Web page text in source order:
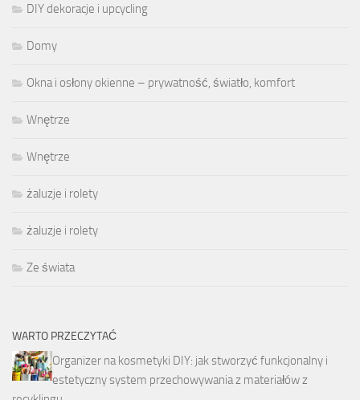
DIY dekoracje i upcycling
Domy
Okna i osłony okienne – prywatność, światło, komfort
Wnętrze
Wnętrze
żaluzje i rolety
żaluzje i rolety
Ze świata
WARTO PRZECZYTAĆ
Organizer na kosmetyki DIY: jak stworzyć funkcjonalny i
estetyczny system przechowywania z materiałów z